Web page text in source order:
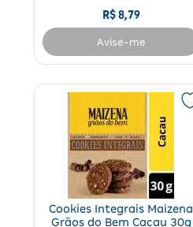
R$ 8,79
Avise-me
Cookies Integrais Maizena
Grãos do Bem Cacau 30g